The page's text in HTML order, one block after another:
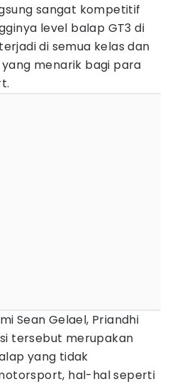
sangat kompetitif
level balap GT3 di
di semua kelas dan
menarik bagi para
Sean Gelael, Priandhi
tersebut merupakan
yang tidak
hal-hal seperti